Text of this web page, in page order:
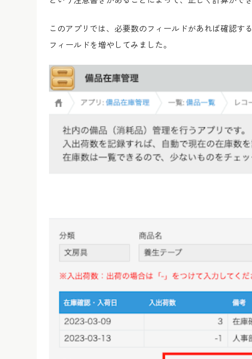
このアプリでは、必要数のフィールドがあれば確認す
フィールドを増やしてみました。